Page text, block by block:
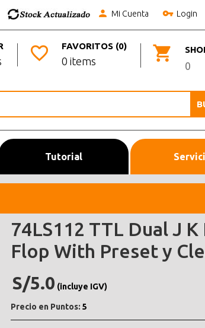
Mi Cuenta Login
0
FAVORITOS (0)
0 items
Tutorial
74LS112 TTL Dual J K
Flop With Preset y
S/5.0 (incluye IGV)
Precio en Puntos: 5